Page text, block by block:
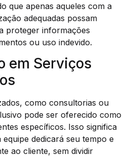
que apenas aqueles com a
adequadas possam
proteger informações
ou uso indevido.
em Serviços
como consultorias ou
pode ser oferecido como
específicos. Isso significa
dedicará seu tempo e
ao cliente, sem dividir